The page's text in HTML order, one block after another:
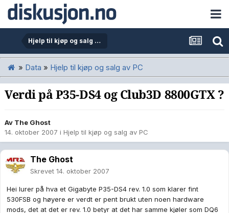
Hjelp til kjøp og salg av PC
» Data » Hjelp til kjøp og salg av PC
Verdi på P35-DS4 og Club3D 8800GTX ?
Av The Ghost
14. oktober 2007 i Hjelp til kjøp og salg av PC
The Ghost
Skrevet 14. oktober 2007
Hei lurer på hva et Gigabyte P35-DS4 rev. 1.0 som klarer fint
530FSB og høyere er verdt er pent brukt uten noen hardware
mods, det at det er rev. 1.0 betyr at det har samme kjøler som DQ6